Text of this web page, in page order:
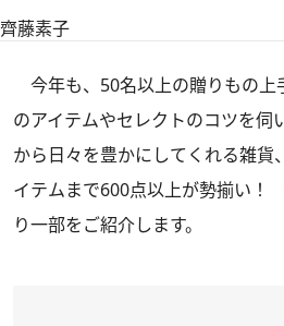
齊藤素子
今年も、50名以上の贈りもの上
のアイテムやセレクトのコツを伺
から日々を豊かにしてくれる雑貨
イテムまで600点以上が勢揃い！
り一部をご紹介します。